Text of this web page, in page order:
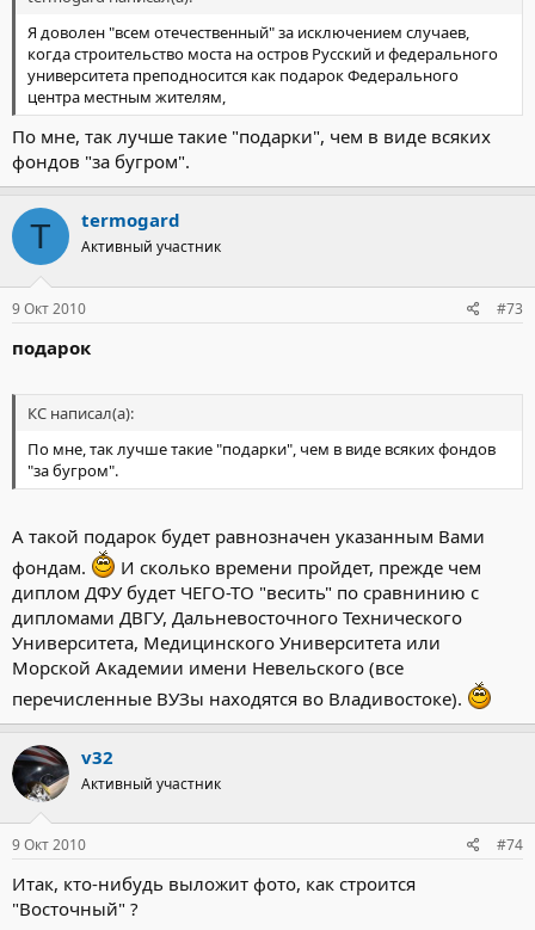
Я доволен "всем отечественный" за исключением случаев,
когда строительство моста на остров Русский и федерального
университета преподносится как подарок Федерального
центра местным жителям,
По мне, так лучше такие "подарки", чем в виде всяких
фондов "за бугром".
T termogard
Активный участник
9 Окт 2010 #73
подарок
КС написал(а):
По мне, так лучше такие "подарки", чем в виде всяких фондов
"за бугром".
А такой подарок будет равнозначен указанным Вами
фондам.
И сколько времени пройдет, прежде чем
диплом ДФУ будет ЧЕГО-ТО "весить" по сравнинию с
дипломами ДВГУ, Дальневосточного Технического
Университета, Медицинского Университета или
Морской Академии имени Невельского (все
перечисленные ВУЗы находятся во Владивостоке).
v32
Активный участник
9 Окт 2010 #74
Итак, кто-нибудь выложит фото, как строится
"Восточный" ?